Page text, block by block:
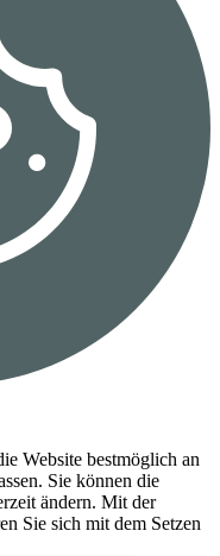
Website bestmöglich an
Sie können die
ändern. Mit der
Sie sich mit dem Setzen